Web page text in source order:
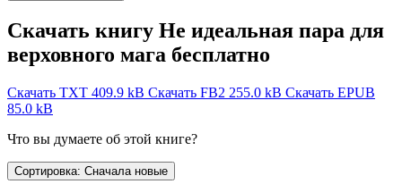
Скачать книгу Не идеальная пара для
верховного мага бесплатно
Скачать TXT 409.9 kB Скачать FB2 255.0 kB Скачать EPUB
85.0 kB
Что вы думаете об этой книге?
Сортировка: Сначала новые